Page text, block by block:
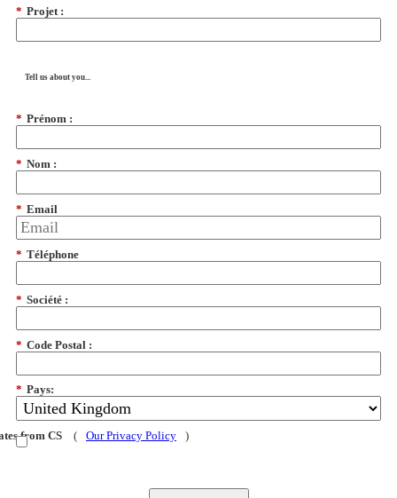
* Projet :
Tell us about you...
* Prénom :
* Nom :
* Email
* Téléphone
* Société :
* Code Postal :
* Pays:
from CS ( Our Privacy Policy )